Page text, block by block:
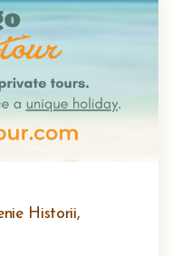
Historii,